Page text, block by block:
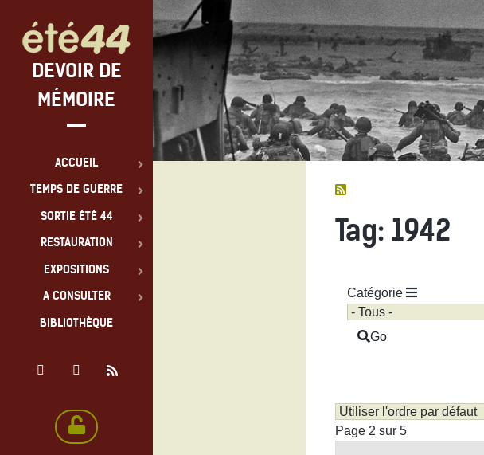
Tag: 1942
Catégorie
Go
Page 2 sur 5
DEVOIR DE
MÉMOIRE
ACCUEIL
TEMPS DE GUERRE
SORTIE ÉTÉ 44
RESTAURATION
EXPOSITIONS
A CONSULTER
BIBLIOTHÈQUE